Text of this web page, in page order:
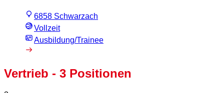
6858 Schwarzach
Vollzeit
Ausbildung/Trainee
Vertrieb - 3 Positionen